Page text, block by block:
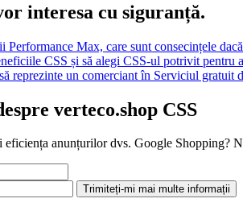
interesa cu siguranță.
Performance Max, care sunt consecințele
CSS și să alegi CSS-ul potrivit pentru
reprezinte un comerciant în Serviciul
verteco.shop CSS
eficiența anunțurilor dvs. Google Shopping?
Trimiteți-mi mai multe informații